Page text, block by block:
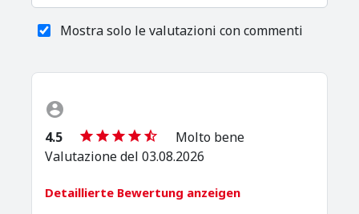
Mostra solo le valutazioni con commenti
4.5
Molto bene
Valutazione del 03.08.2026
Detaillierte Bewertung anzeigen